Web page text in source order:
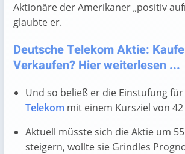
Aktionäre der Amerikaner „positiv
glaubte er.
Deutsche Telekom Aktie:
Verkaufen? Hier weiterlesen ...
Und so beließ er die Einstufung für
Telekom mit einem Kursziel von 42
Aktuell müsste sich die Aktie um
steigern, wollte sie Grindles